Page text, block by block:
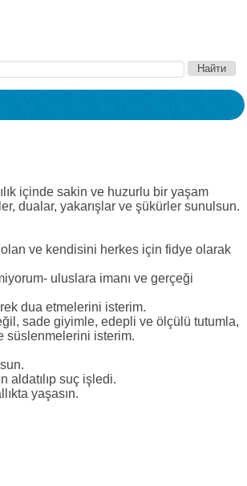
içinde sakin ve huzurlu bir yaşam
dualar, yakarışlar ve şükürler sunulsun.
olan ve kendisini herkes için fidye olarak
uluslara imanı ve gerçeği
dua etmelerini isterim.
sade giyimle, edepli ve ölçülü tutumla,
süslenmelerini isterim.
aldatılıp suç işledi.
yaşasın.